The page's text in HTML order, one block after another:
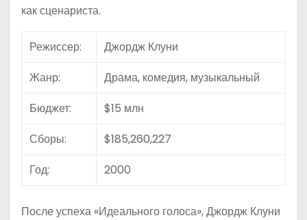
как сценариста.
Режиссер:
Джордж Клуни
Жанр:
Драма, комедия, музыкальный
Бюджет:
$15 млн
Сборы:
$185,260,227
Год:
2000
После успеха «Идеального голоса», Джордж Клуни